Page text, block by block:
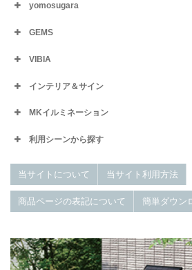
yomosugara
GEMS
VIBIA
インテリア＆サイン
MKイルミネーション
利用シーンから探す
当サイトについて 当サイト利用方法
商品ページの表記について 簡単ダウン